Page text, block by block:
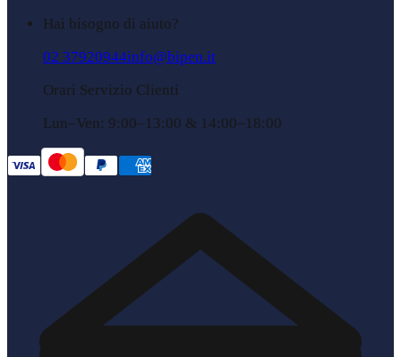
Hai bisogno di aiuto?
02 37920944info@bipen.it
Orari Servizio Clienti
Lun–Ven: 9:00–13:00 & 14:00–18:00